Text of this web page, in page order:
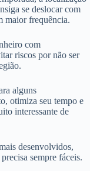
se deslocar com
maior frequência.
com
riscos por não ser
alguns
otimiza seu tempo e
interessante de
desenvolvidos,
sempre fáceis.